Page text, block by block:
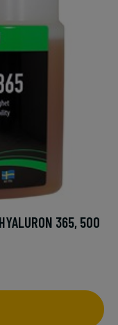
365, 500